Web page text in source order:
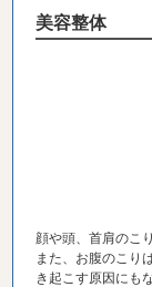
美容整体
顔や頭、首肩のこ
また、お腹のこり
き起こす原因にも